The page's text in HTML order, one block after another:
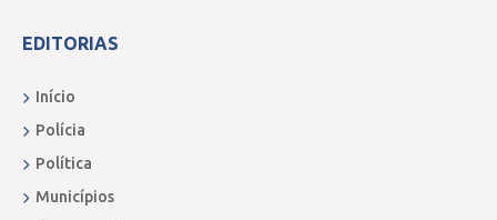
EDITORIAS
Início
Polícia
Política
Municípios